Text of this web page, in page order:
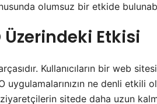
olumsuz bir etkide
Üzerindeki Etkisi
Kullanıcıların bir web
uygulamalarınızın ne denli etkili
sitede daha uzun